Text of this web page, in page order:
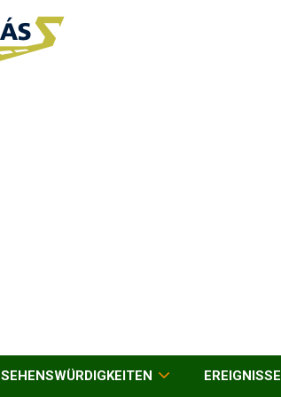
SEHENSWÜRDIGKEITEN EREIGNISSE